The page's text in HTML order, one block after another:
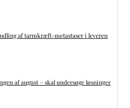
af tarmkræft-metastaser i leveren
af august – skal undersøge løsninger